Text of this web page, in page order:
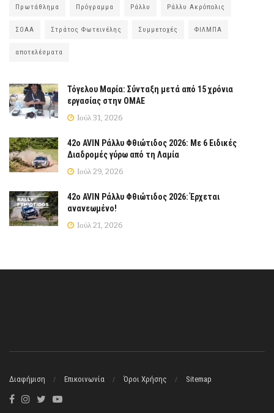
Πρωτάθλημα Πρόγραμμα Ράλλυ Ράλλυ Ακρόπολις
ΣΟΑΑ Στράτος Φωτεινέλης Συμμετοχές ΦΙΛΜΠΑ
αποτελέσματα
Τόγελου Μαρία: Σύνταξη μετά από 15 χρόνια
εργασίας στην ΟΜΑΕ
Ιούλ 31, 2026
42ο AVIN Ράλλυ Φθιώτιδος 2026: Με 6 Ειδικές
Διαδρομές γύρω από τη Λαμία
Ιούλ 29, 2026
42ο AVIN Ράλλυ Φθιώτιδος 2026: Έρχεται
ανανεωμένο!
Ιούλ 21, 2026
Διαφήμιση Επικοινωνία Όροι Χρήσης Sitemap